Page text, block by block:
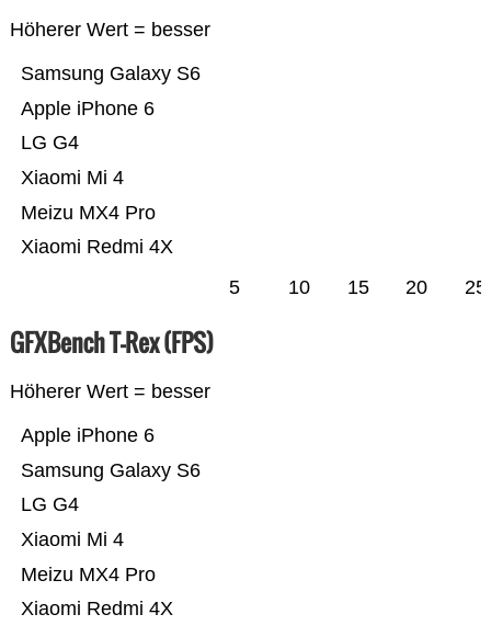
Höherer Wert = besser
Xiaomi Redmi 4X
Meizu MX4 Pro
Xiaomi Mi 4
LG G4
Apple iPhone 6
Samsung Galaxy S6
5 10 15 20 25
GFXBench T-Rex (FPS)
Höherer Wert = besser
Xiaomi Redmi 4X
Meizu MX4 Pro
Xiaomi Mi 4
LG G4
Samsung Galaxy S6
Apple iPhone 6